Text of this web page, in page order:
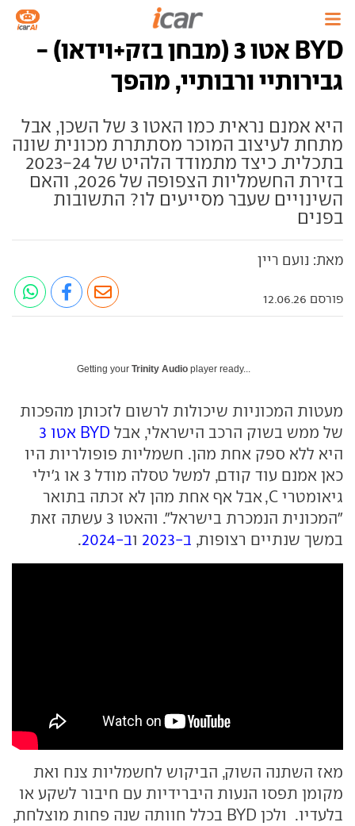
BYD אטו 3 (מבחן בזק+וידאו) -
גבירותיי ורבותיי, מהפך
היא אמנם נראית כמו האטו 3 של השכן, אבל
מתחת לעיצוב המוכר מסתתרת מכונית שונה
בתכלית. כיצד מתמודד הלהיט של 2023-24
בזירת החשמליות הצפופה של 2026, והאם
השינויים שעבר מסייעים לו? התשובות
בפנים
מאת: נועם ריין
פורסם 12.06.26
Getting your Trinity Audio player ready...
מעטות המכוניות שיכולות לרשום לזכותן מהפכות
של ממש בשוק הרכב הישראלי, אבל BYD אטו 3
היא ללא ספק אחת מהן. חשמליות פופולריות היו
כאן אמנם עוד קודם, למשל טסלה מודל 3 או ג'ילי
גיאומטרי C, אבל אף אחת מהן לא זכתה בתואר
"המכונית הנמכרת בישראל". והאטו 3 עשתה זאת
במשך שנתיים רצופות, ב-2023 וב-2024 .
מאז השתנה השוק, הביקוש לחשמליות צנח ואת
מקומן תפסו הנעות היברידיות עם חיבור לשקע או
בלעדיו. ולכן BYD בכלל חוותה שנה פחות מוצלחת,